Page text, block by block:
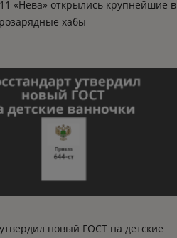
«Нева» открылись крупнейшие в
хабы
новый ГОСТ на детские